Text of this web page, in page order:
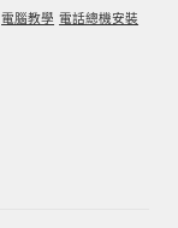
電腦教學 電話總機安裝